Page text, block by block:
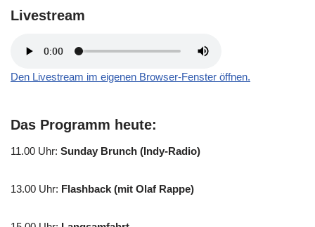
Livestream
Den Livestream im eigenen Browser-Fenster öffnen.
Das Programm heute:
11.00 Uhr: Sunday Brunch (Indy-Radio)
13.00 Uhr: Flashback (mit Olaf Rappe)